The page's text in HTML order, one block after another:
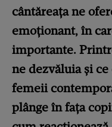
cântăreața ne
emoționant, în
importante.
ne dezvăluia și
femeii
plânge în fața